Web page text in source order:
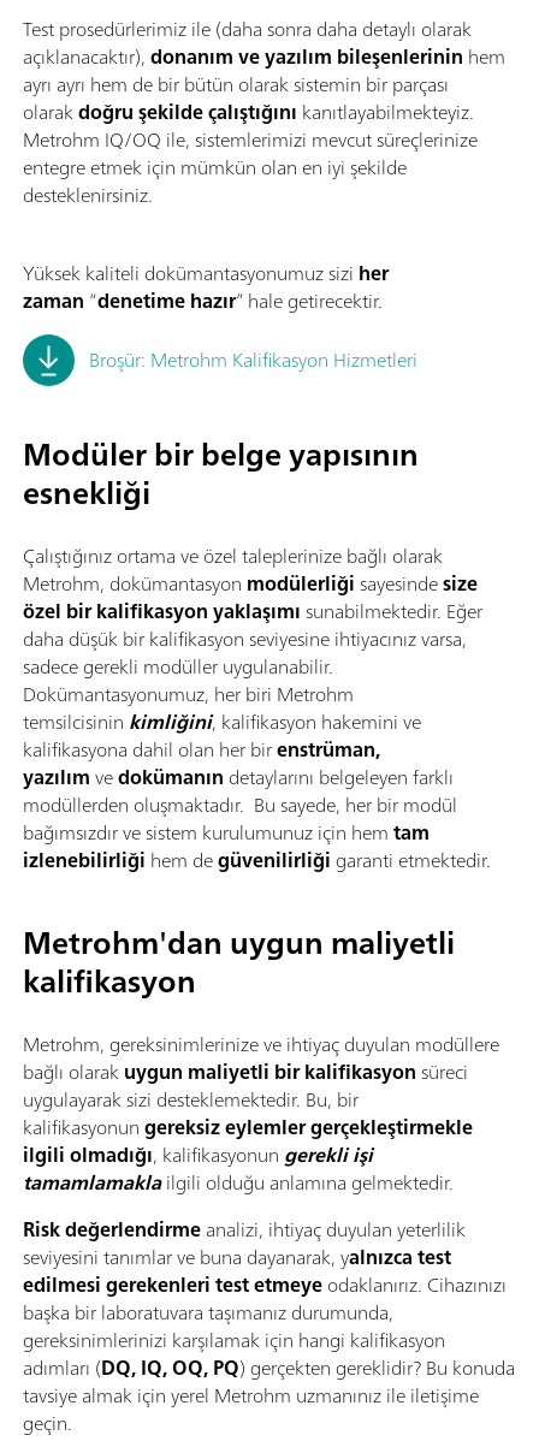
Test prosedürlerimiz ile (daha sonra daha detaylı olarak
açıklanacaktır),donanım ve yazılım bileşenlerinin hem
ayrı ayrı hem de bir bütün olarak sistemin bir parçası
olarakdoğru şekilde çalıştığını kanıtlayabilmekteyiz.
Metrohm IQ/OQ ile, sistemlerimizi mevcut süreçlerinize
entegre etmek için mümkün olan en iyi şekilde
desteklenirsiniz.
Yüksek kaliteli dokümantasyonumuz sizi her
zaman “denetime hazır” hale getirecektir.
Broşür: Metrohm Kalifikasyon Hizmetleri
Modüler bir belge yapısının
esnekliği
Çalıştığınız ortama ve özel taleplerinize bağlı olarak
Metrohm, dokümantasyon modülerliğisayesindesize
özel bir kalifikasyon yaklaşımısunabilmektedir. Eğer
daha düşük bir kalifikasyon seviyesine ihtiyacınız varsa,
sadece gerekli modüller uygulanabilir.
Dokümantasyonumuz, her biri Metrohm
temsilcisinin kimliğini, kalifikasyon hakemini ve
kalifikasyona dahil olan her birenstrüman,
yazılımvedokümanın detaylarını belgeleyen farklı
modüllerden oluşmaktadır. Bu sayede, her bir modül
bağımsızdır ve sistem kurulumunuz için hemtam
izlenebilirliği hem degüvenilirliğigaranti etmektedir.
Metrohm'dan uygun maliyetli
kalifikasyon
Metrohm, gereksinimlerinize ve ihtiyaç duyulan modüllere
bağlı olarakuygun maliyetli bir kalifikasyonsüreci
uygulayarak sizi desteklemektedir. Bu, bir
kalifikasyonungereksiz eylemler gerçekleştirmekle
ilgili olmadığı, kalifikasyonun gerekli işi
tamamlamaklailgili olduğu anlamına gelmektedir.
Risk değerlendirmeanalizi, ihtiyaç duyulan yeterlilik
seviyesini tanımlar ve buna dayanarak, yalnızca test
edilmesi gerekenleri test etmeyeodaklanırız. Cihazınızı
başka bir laboratuvara taşımanız durumunda,
gereksinimlerinizi karşılamak için hangi kalifikasyon
adımları (DQ, IQ, OQ, PQ) gerçekten gereklidir? Bu konuda
tavsiye almak için yerel Metrohm uzmanınız ile iletişime
geçin.